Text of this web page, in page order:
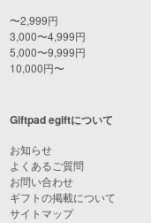
〜2,999円
3,000〜4,999円
5,000〜9,999円
10,000円〜
Giftpad egiftについて
お知らせ
よくあるご質問
お問い合わせ
ギフトの掲載について
サイトマップ